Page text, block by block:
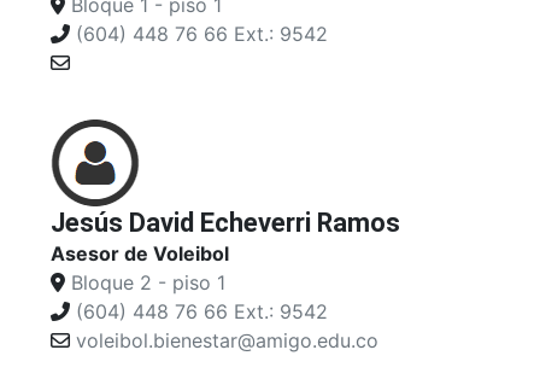
Bloque 1 - piso 1
(604) 448 76 66 Ext.: 9542
Jesús David Echeverri Ramos
Asesor de Voleibol
Bloque 2 - piso 1
(604) 448 76 66 Ext.: 9542
voleibol.bienestar@amigo.edu.co